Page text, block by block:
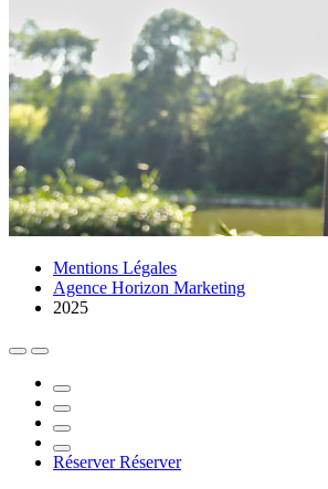
Mentions Légales
Agence Horizon Marketing
2025
Réserver Réserver